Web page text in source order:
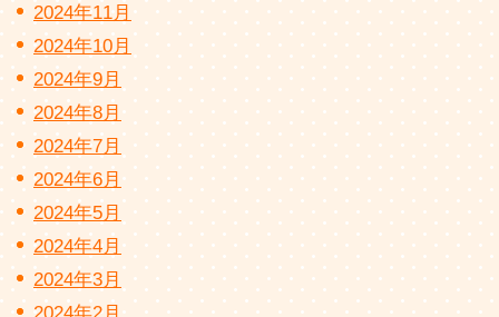
2024年11月
2024年10月
2024年9月
2024年8月
2024年7月
2024年6月
2024年5月
2024年4月
2024年3月